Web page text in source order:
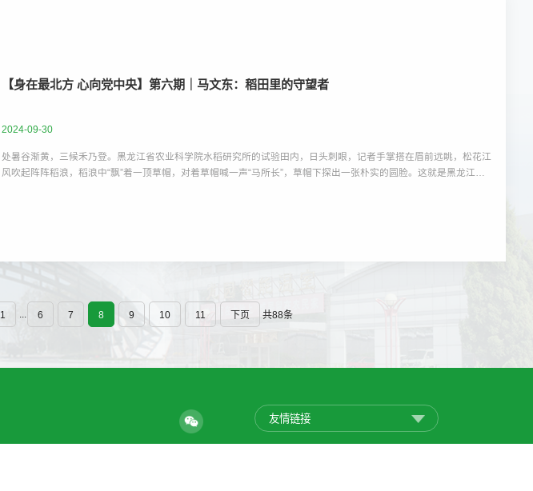
​【身在最北方 心向党中央】第六期｜马文东：稻田里的守望者
2024-09-30
处暑谷渐黄，三候禾乃登。黑龙江省农业科学院水稻研究所的试验田内，日头刺眼，记者手掌搭在眉前远眺，松花江
风吹起阵阵稻浪，稻浪中“飘”着一顶草帽，对着草帽喊一声“马所长”，草帽下探出一张朴实的圆脸。这就是黑龙江省
1 6 7 8 9 10 11 下页 共88条
友情链接